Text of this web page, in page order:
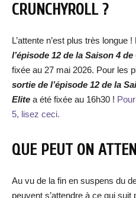
CRUNCHYROLL ?
L’attente n’est plus très longue !
l’épisode 12 de la Saison 4
fixée au 27 mai 2026. Pour les
sortie de l’épisode 12 de la
Elite a été fixée au 16h30 !
5, lisez ceci.
QUE PEUT ON
Au vu de la fin en suspens du
peuvent s’attendre à ce qui suit